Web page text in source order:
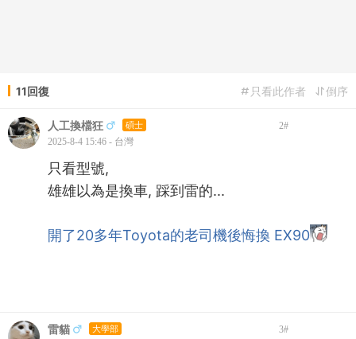
11回復 倒序
只看此作者
人工換檔狂 碩士 2#
2025-8-4 15:46 - 台灣
只看型號,
雄雄以為是換車, 踩到雷的...
開了20多年Toyota的老司機後悔換 EX90
雷貓 大學部 3#